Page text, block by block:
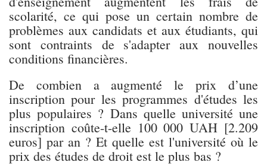
scolarité, ce qui pose un certain nombre de
problèmes aux candidats et aux étudiants, qui
sont contraints de s'adapter aux nouvelles
conditions financières.
De combien a augmenté le prix d’une
inscription pour les programmes d'études les
plus populaires ? Dans quelle université une
inscription coûte-t-elle 100 000 UAH [2.209
euros] par an ? Et quelle est l'université où le
prix des études de droit est le plus bas ?